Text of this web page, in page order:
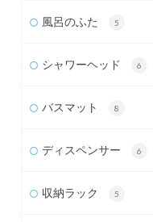
風呂のふた 5
シャワーヘッド 6
バスマット 8
ディスペンサー 6
収納ラック 5